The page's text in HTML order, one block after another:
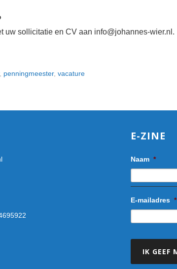
uw sollicitatie en CV aan info@johannes-wier.nl.
penningmeester, vacature
E-ZINE
Naam *
E-mailadres *